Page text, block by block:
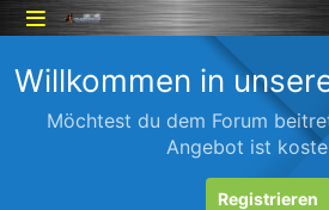
Willkommen in
Möchtest du dem Forum
Angebot ist
Registrieren